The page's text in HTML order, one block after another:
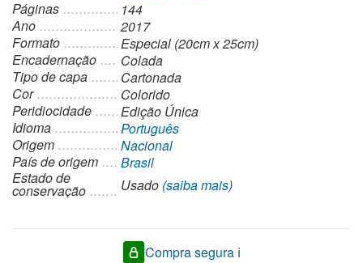
Páginas
144
Ano
2017
Formato
Especial (20cm x 25cm)
Encadernação
Colada
Tipo de capa
Cartonada
Cor
Colorido
Peridiocidade
Edição Única
Idioma
Português
Origem
Nacional
País de origem
Brasil
Estado de
conservação Usado (saiba mais)
Compra segura ℹ️